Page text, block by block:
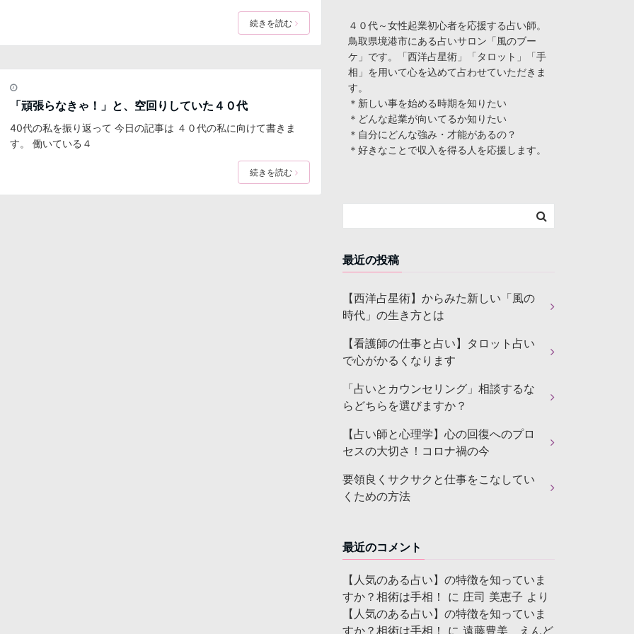
続きを読む
「頑張らなきゃ！」と、空回りしていた４０代
40代の私を振り返って 今日の記事は ４０代の私に向けて書きま
す。 働いている４
続きを読む
４０代～女性起業初心者を応援する占い師。
鳥取県境港市にある占いサロン「風のブー
ケ」です。「西洋占星術」「タロット」「手
相」を用いて心を込めて占わせていただきま
す。
＊新しい事を始める時期を知りたい
＊どんな起業が向いてるか知りたい
＊自分にどんな強み・才能があるの？
＊好きなことで収入を得る人を応援します。
最近の投稿
【西洋占星術】からみた新しい「風の
時代」の生き方とは
【看護師の仕事と占い】タロット占い
で心がかるくなります
「占いとカウンセリング」相談するな
らどちらを選びますか？
【占い師と心理学】心の回復へのプロ
セスの大切さ！コロナ禍の今
要領良くサクサクと仕事をこなしてい
くための方法
最近のコメント
【人気のある占い】の特徴を知っていま
すか？相術は手相！
に 庄司 美恵子 より
【人気のある占い】の特徴を知っていま
すか？相術は手相！
に 遠藤豊美 えんど